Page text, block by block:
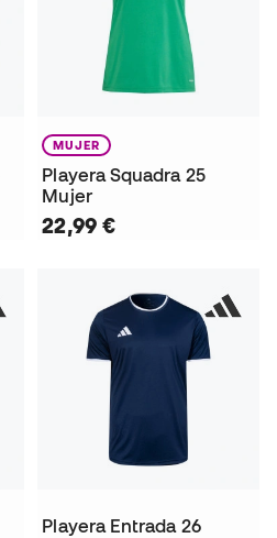
MUJER
Playera Squadra 25
Mujer
22,99 €
Playera Entrada 26